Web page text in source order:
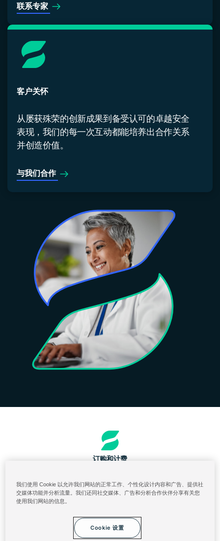
联系专家
客户关怀
从屡获殊荣的创新成果到备受认可的卓越安全
表现，我们的每一次互动都能培养出合作关系
并创造价值。
与我们合作
订购和计费
索理思云平台登录
网站条款与协议
我们使用 Cookie 以允许我们网站的正常工作、个性化设计内容和广告、提供社
交媒体功能并分析流量。我们还同社交媒体、广告和分析合作伙伴分享有关您
使用我们网站的信息。
Cookie 设置